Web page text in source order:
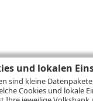
und lokalen
sind kleine
Cookies und lokale